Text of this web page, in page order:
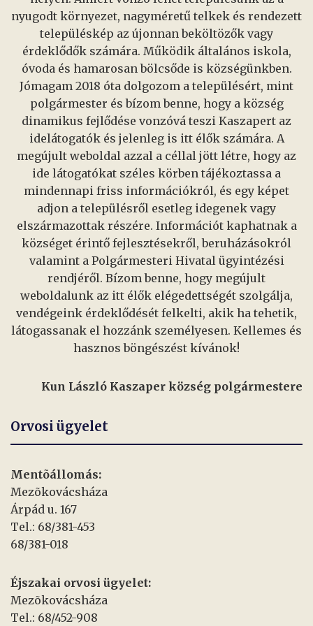
nyugodt környezet, nagyméretű telkek és rendezett
településkép az újonnan beköltözők vagy
érdeklődők számára. Működik általános iskola,
óvoda és hamarosan bölcsőde is községünkben.
Jómagam 2018 óta dolgozom a településért, mint
polgármester és bízom benne, hogy a község
dinamikus fejlődése vonzóvá teszi Kaszapert az
idelátogatók és jelenleg is itt élők számára. A
megújult weboldal azzal a céllal jött létre, hogy az
ide látogatókat széles körben tájékoztassa a
mindennapi friss információkról, és egy képet
adjon a településről esetleg idegenek vagy
elszármazottak részére. Információt kaphatnak a
községet érintő fejlesztésekről, beruházásokról
valamint a Polgármesteri Hivatal ügyintézési
rendjéről. Bízom benne, hogy megújult
weboldalunk az itt élők elégedettségét szolgálja,
vendégeink érdeklődését felkelti, akik ha tehetik,
látogassanak el hozzánk személyesen. Kellemes és
hasznos böngészést kívánok!
Kun László Kaszaper község polgármestere
Orvosi ügyelet
Mentõállomás:
Mezõkovácsháza
Árpád u. 167
Tel.: 68/381-453
68/381-018
Éjszakai orvosi ügyelet:
Mezõkovácsháza
Tel.: 68/452-908